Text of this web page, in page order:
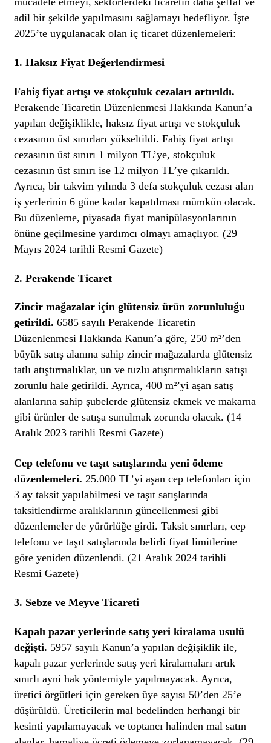
adil bir şekilde yapılmasını sağlamayı hedefliyor. İşte
2025’te uygulanacak olan iç ticaret düzenlemeleri:
1. Haksız Fiyat Değerlendirmesi
Fahiş fiyat artışı ve stokçuluk cezaları artırıldı.
Perakende Ticaretin Düzenlenmesi Hakkında Kanun’a
yapılan değişiklikle, haksız fiyat artışı ve stokçuluk
cezasının üst sınırları yükseltildi. Fahiş fiyat artışı
cezasının üst sınırı 1 milyon TL’ye, stokçuluk
cezasının üst sınırı ise 12 milyon TL’ye çıkarıldı.
Ayrıca, bir takvim yılında 3 defa stokçuluk cezası alan
iş yerlerinin 6 güne kadar kapatılması mümkün olacak.
Bu düzenleme, piyasada fiyat manipülasyonlarının
önüne geçilmesine yardımcı olmayı amaçlıyor. (29
Mayıs 2024 tarihli Resmi Gazete)
2. Perakende Ticaret
Zincir mağazalar için glütensiz ürün zorunluluğu
getirildi. 6585 sayılı Perakende Ticaretin
Düzenlenmesi Hakkında Kanun’a göre, 250 m²’den
büyük satış alanına sahip zincir mağazalarda glütensiz
tatlı atıştırmalıklar, un ve tuzlu atıştırmalıkların satışı
zorunlu hale getirildi. Ayrıca, 400 m²’yi aşan satış
alanlarına sahip şubelerde glütensiz ekmek ve makarna
gibi ürünler de satışa sunulmak zorunda olacak. (14
Aralık 2023 tarihli Resmi Gazete)
Cep telefonu ve taşıt satışlarında yeni ödeme
düzenlemeleri. 25.000 TL’yi aşan cep telefonları için
3 ay taksit yapılabilmesi ve taşıt satışlarında
taksitlendirme aralıklarının güncellenmesi gibi
düzenlemeler de yürürlüğe girdi. Taksit sınırları, cep
telefonu ve taşıt satışlarında belirli fiyat limitlerine
göre yeniden düzenlendi. (21 Aralık 2024 tarihli
Resmi Gazete)
3. Sebze ve Meyve Ticareti
Kapalı pazar yerlerinde satış yeri kiralama usulü
değişti. 5957 sayılı Kanun’a yapılan değişiklik ile,
kapalı pazar yerlerinde satış yeri kiralamaları artık
sınırlı ayni hak yöntemiyle yapılmayacak. Ayrıca,
üretici örgütleri için gereken üye sayısı 50’den 25’e
düşürüldü. Üreticilerin mal bedelinden herhangi bir
kesinti yapılamayacak ve toptancı halinden mal satın